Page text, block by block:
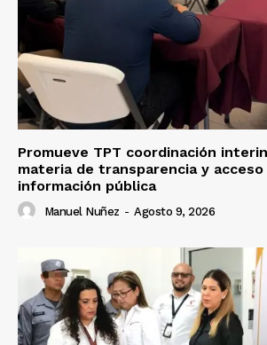
Promueve TPT coordinación
materia de transparencia y acceso
información pública
Manuel Nuñez - Agosto 9, 2026